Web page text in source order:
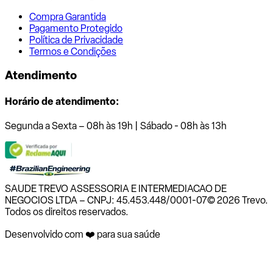
Compra Garantida
Pagamento Protegido
Política de Privacidade
Termos e Condições
Atendimento
Horário de atendimento:
Segunda a Sexta – 08h às 19h | Sábado - 08h às 13h
SAUDE TREVO ASSESSORIA E INTERMEDIACAO DE
NEGOCIOS LTDA – CNPJ: 45.453.448/0001-07© 2026 Trevo.
Todos os direitos reservados.
Desenvolvido com ❤️ para sua saúde